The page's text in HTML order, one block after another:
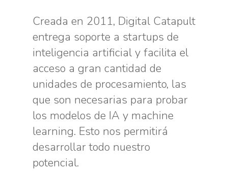
Creada en 2011, Digital Catapult
entrega soporte a startups de
inteligencia artificial y facilita el
acceso a gran cantidad de
unidades de procesamiento, las
que son necesarias para probar
los modelos de IA y machine
learning. Esto nos permitirá
desarrollar todo nuestro
potencial.